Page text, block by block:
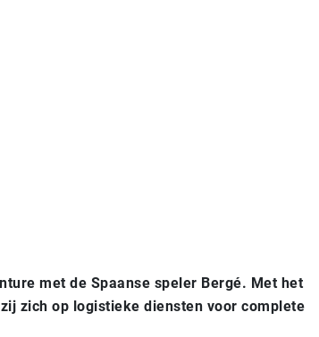
met de Spaanse speler Bergé. Met het
zich op logistieke diensten voor complete